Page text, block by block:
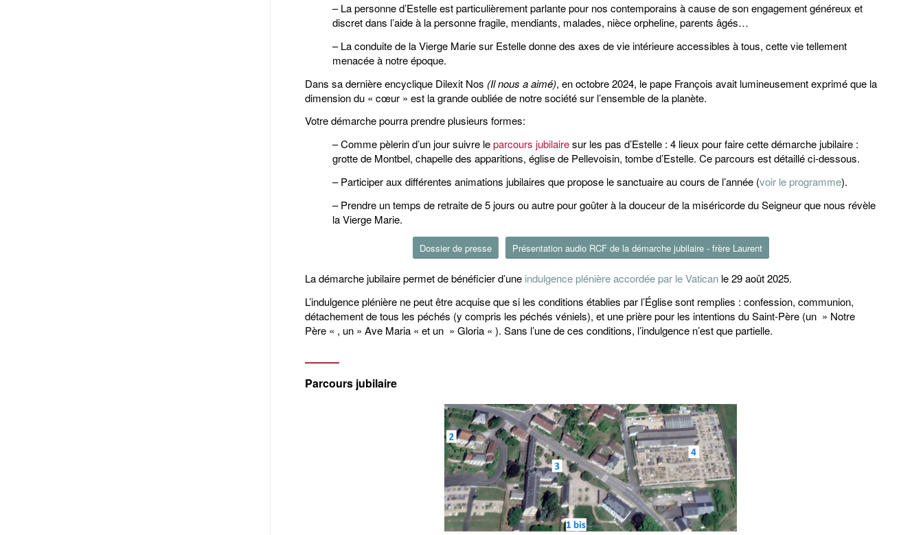
– La personne d’Estelle est particulièrement parlante pour nos contemporains à cause de son engagement généreux et
discret dans l’aide à la personne fragile, mendiants, malades, nièce orpheline, parents âgés…
– La conduite de la Vierge Marie sur Estelle donne des axes de vie intérieure accessibles à tous, cette vie tellement
menacée à notre époque.
Dans sa dernière encyclique Dilexit Nos (Il nous a aimé), en octobre 2024, le pape François avait lumineusement exprimé que la
dimension du « cœur » est la grande oubliée de notre société sur l’ensemble de la planète.
Votre démarche pourra prendre plusieurs formes:
– Comme pèlerin d’un jour suivre leparcours jubilairesur les pas d’Estelle : 4 lieux pour faire cette démarche jubilaire :
grotte de Montbel, chapelle des apparitions, église de Pellevoisin, tombe d’Estelle. Ce parcours est détaillé ci-dessous.
– Participer aux différentes animations jubilaires que propose le sanctuaire au cours de l’année (voir le programme).
– Prendre un temps de retraite de 5 jours ou autre pour goûter à la douceur de la miséricorde du Seigneur que nous révèle
la Vierge Marie.
Dossier de presse Présentation audio RCF de la démarche jubilaire - frère Laurent
La démarche jubilaire permet de bénéficier d’une indulgence plénière accordée par le Vaticanle 29 août 2025.
L’indulgence plénière ne peut être acquise que si les conditions établies par l’Église sont remplies : confession, communion,
détachement de tous les péchés (y compris les péchés véniels), et une prière pour les intentions du Saint-Père (un » Notre
Père « , un » Ave Maria « et un » Gloria « ). Sans l’une de ces conditions, l’indulgence n’est que partielle.
Parcours jubilaire